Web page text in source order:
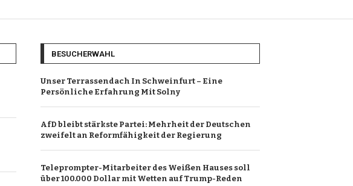
BESUCHERWAHL
Unser Terrassendach In Schweinfurt – Eine
Persönliche Erfahrung Mit Solny
AfD bleibt stärkste Partei: Mehrheit der Deutschen
zweifelt an Reformfähigkeit der Regierung
Teleprompter-Mitarbeiter des Weißen Hauses soll
über 100.000 Dollar mit Wetten auf Trump-Reden